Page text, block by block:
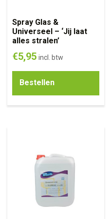
Spray Glas &
Universeel – ‘Jij laat
alles stralen’
€5,95 incl. btw
Bestellen